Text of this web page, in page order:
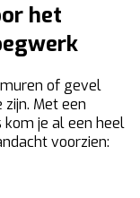
het
of gevel
Met een
kom je al een heel
voorzien: